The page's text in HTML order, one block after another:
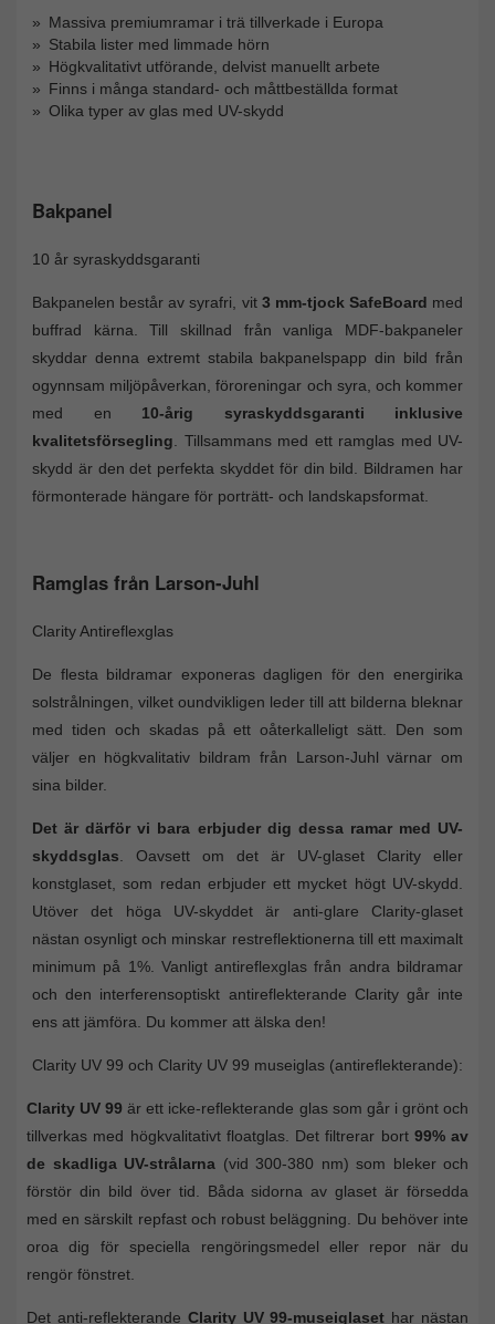
Massiva premiumramar i trä tillverkade i Europa
Stabila lister med limmade hörn
Högkvalitativt utförande, delvist manuellt arbete
Finns i många standard- och måttbeställda format
Olika typer av glas med UV-skydd
Bakpanel
10 år syraskyddsgaranti
Bakpanelen består av syrafri, vit3 mm-tjock SafeBoard med
buffrad kärna. Till skillnad från vanliga MDF-bakpaneler
skyddar denna extremt stabila bakpanelspapp din bild från
ogynnsam miljöpåverkan, föroreningar och syra, och kommer
med en 10-årig syraskyddsgaranti inklusive
kvalitetsförsegling . Tillsammans med ett ramglas med UV-
skydd är den det perfekta skyddet för din bild. Bildramen har
förmonterade hängare för porträtt- och landskapsformat.
Ramglas från Larson-Juhl
Clarity Antireflexglas
De flesta bildramar exponeras dagligen för den energirika
solstrålningen, vilket oundvikligen leder till att bilderna bleknar
med tiden och skadas på ett oåterkalleligt sätt. Den som
väljer en högkvalitativ bildram från Larson-Juhl värnar om
sina bilder.
Det är därför vi bara erbjuder dig dessa ramar med UV-
skyddsglas . Oavsett om det är UV-glaset Clarity eller
konstglaset, som redan erbjuder ett mycket högt UV-skydd.
Utöver det höga UV-skyddet är anti-glare Clarity-glaset
nästan osynligt och minskar restreflektionerna till ett maximalt
minimum på 1%. Vanligt antireflexglas från andra bildramar
och den interferensoptiskt antireflekterande Clarity går inte
ens att jämföra. Du kommer att älska den!
Clarity UV 99 och Clarity UV 99 museiglas (antireflekterande):
Clarity UV 99 är ett icke-reflekterande glas som går i grönt och
tillverkas med högkvalitativt floatglas. Det filtrerar bort 99% av
de skadliga UV-strålarna (vid 300-380 nm) som bleker och
förstör din bild över tid. Båda sidorna av glaset är försedda
med en särskilt repfast och robust beläggning. Du behöver inte
oroa dig för speciella rengöringsmedel eller repor när du
rengör fönstret.
Det anti-reflekterande Clarity UV 99-museiglaset har nästan